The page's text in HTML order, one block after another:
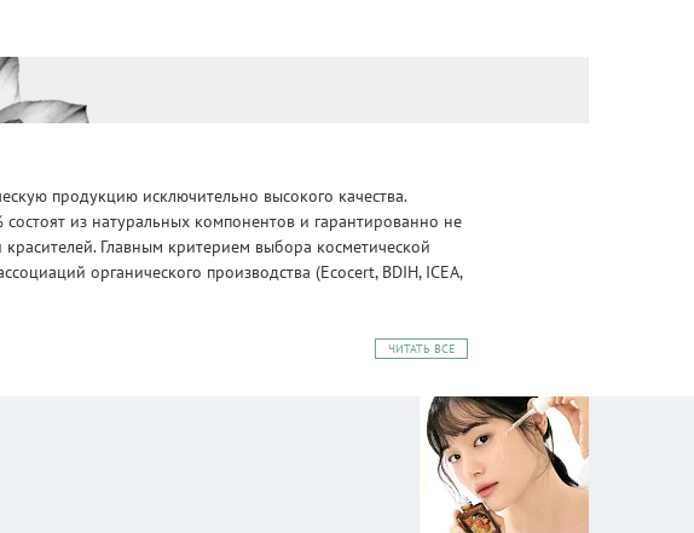
продукцию исключительно высокого качества.
из натуральных компонентов и гарантированно не
Главным критерием выбора косметической
органического производства (Ecocert, BDIH, ICEA,
ЧИТАТЬ ВСЕ